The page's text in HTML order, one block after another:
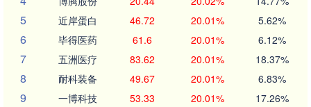
5 近岸蛋白 46.72 20.01% 5.62%
6 毕得医药 61.6 20.01% 6.12%
7 五洲医疗 83.62 20.01% 18.37%
8 耐科装备 49.67 20.01% 6.83%
9 一博科技 53.33 20.01% 17.26%